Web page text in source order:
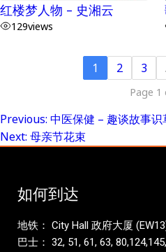
红楼梦人物 – 史湘云
129views
1 2 3
Page 1
Post
Previous: 中医保健 – 趣谈故事识
Next: 母亲节花束
如何到达
地铁： City Hall 政府大厦
巴士： 32, 51, 61, 63,